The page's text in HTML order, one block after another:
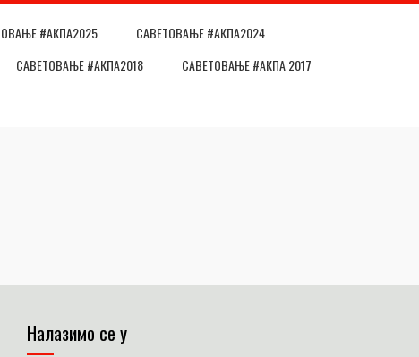
#АКПА2025
САВЕТОВАЊЕ #АКПА2024
САВЕТОВАЊЕ #АКПА2018
САВЕТОВАЊЕ #АКПА 2017
Налазимо се у